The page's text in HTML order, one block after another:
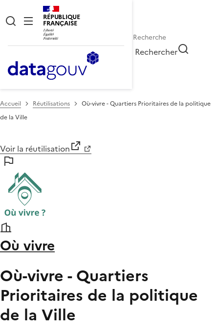
RÉPUBLIQUE
FRANÇAISE
Rechercher
Accueil Réutilisations
Où-vivre - Quartiers Prioritaires de la politique
de la Ville
Voir la réutilisation
Où vivre
Où-vivre - Quartiers
Prioritaires de la politique
de la Ville